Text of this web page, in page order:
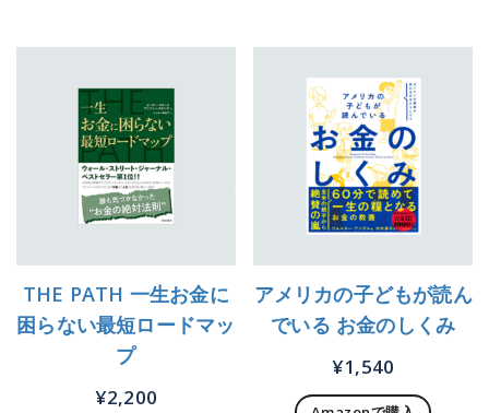
THE PATH 一生お金に
困らない最短ロードマッ
プ
¥2,200
アメリカの子どもが読ん
でいる お金のしくみ
¥1,540